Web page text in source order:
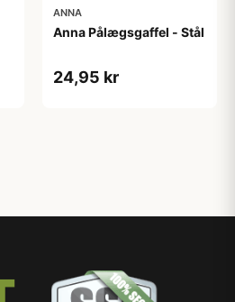
ANNA
Anna Pålægsgaffel - Stål
24,95 kr